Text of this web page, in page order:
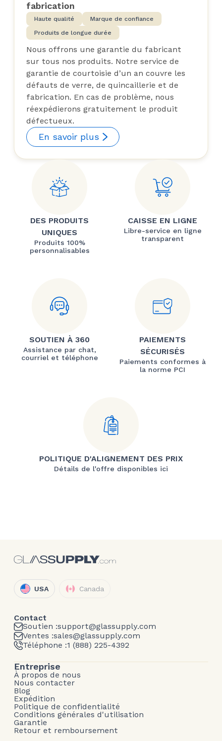
fabrication
Haute qualité
Marque de confiance
Produits de longue durée
Nous offrons une garantie du fabricant
sur tous nos produits. Notre service de
garantie de courtoisie d’un an couvre les
défauts de verre, de quincaillerie et de
fabrication. En cas de problème, nous
réexpédierons gratuitement le produit
défectueux.
En savoir plus
DES PRODUITS
UNIQUES
Produits 100%
personnalisables
CAISSE EN LIGNE
Libre-service en ligne
transparent
SOUTIEN À 360
Assistance par chat,
courriel et téléphone
PAIEMENTS
SÉCURISÉS
Paiements conformes à
la norme PCI
POLITIQUE D'ALIGNEMENT DES PRIX
Détails de l'offre disponibles ici
USA Canada
Contact
Soutien :support@glassupply.com
Ventes :sales@glassupply.com
Téléphone :1 (888) 225-4392
Entreprise
À propos de nous
Nous contacter
Blog
Expédition
Politique de confidentialité
Conditions générales d'utilisation
Garantie
Retour et remboursement